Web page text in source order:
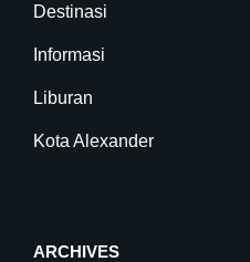
Destinasi
Informasi
Liburan
Kota Alexander
ARCHIVES